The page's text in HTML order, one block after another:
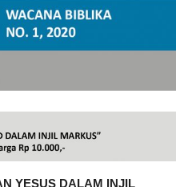
YESUS DALAM INJIL